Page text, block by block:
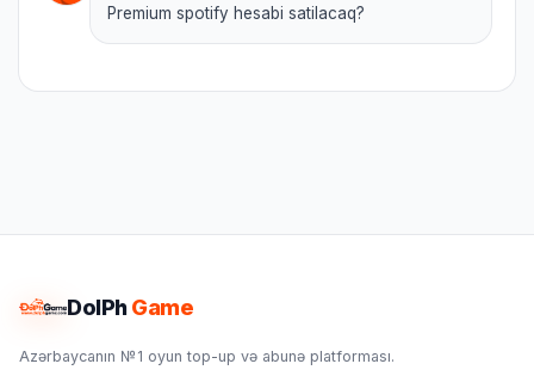
Premium spotify hesabi satilacaq?
DolPhGame
Azərbaycanın №1 oyun top-up və abunə platforması.